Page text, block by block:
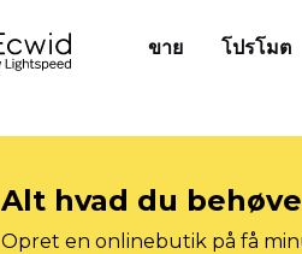
ขาย โปรโมต
Alt hvad du
Opret en onlinebutik på få